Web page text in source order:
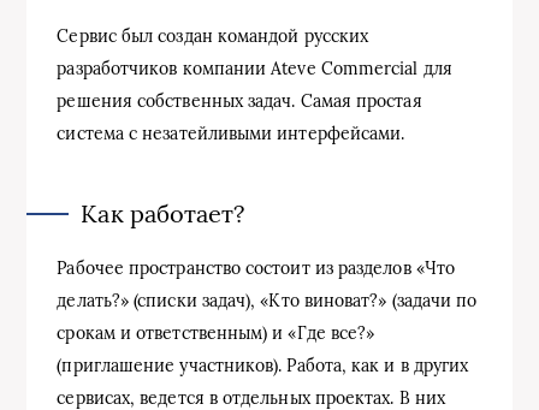
Сервис был создан командой русских
разработчиков компании Ateve Commercial для
решения собственных задач. Самая простая
система с незатейливыми интерфейсами.
Как работает?
Рабочее пространство состоит из разделов «Что
делать?» (списки задач), «Кто виноват?» (задачи по
срокам и ответственным) и «Где все?»
(приглашение участников). Работа, как и в других
сервисах, ведется в отдельных проектах. В них